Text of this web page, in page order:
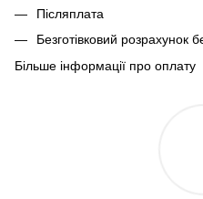
Післяплата
Безготівковий розрахунок
Більше інформації про оплату